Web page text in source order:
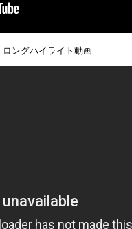
ロングハイライト動画